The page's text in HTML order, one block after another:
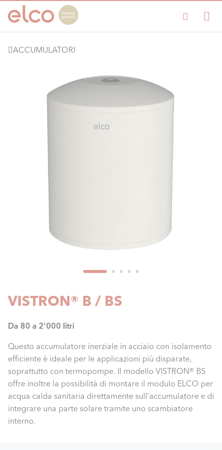
ACCUMULATORI
VISTRON® B / BS
Da 80 a 2'000 litri
Questo accumulatore inerziale in acciaio con isolamento
efficiente è ideale per le applicazioni più disparate,
soprattutto con termopompe. Il modello VISTRON® BS
offre inoltre la possibilità di montare il modulo ELCO per
acqua calda sanitaria direttamente sull'accumulatore e di
integrare una parte solare tramite uno scambiatore
interno.